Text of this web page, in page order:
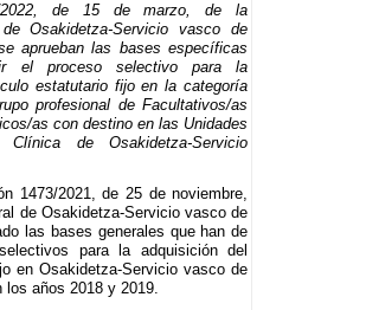
2022, de 15 de marzo, de la
Osakidetza-Servicio vasco de
aprueban las bases específicas
el proceso selectivo para la
estatutario fijo en la categoría
profesional de Facultativos/as
as con destino en las Unidades
Clínica de Osakidetza-Servicio
1473/2021, de 25 de noviembre,
de Osakidetza-Servicio vasco de
las bases generales que han de
para la adquisición del
en Osakidetza-Servicio vasco de
los años 2018 y 2019.